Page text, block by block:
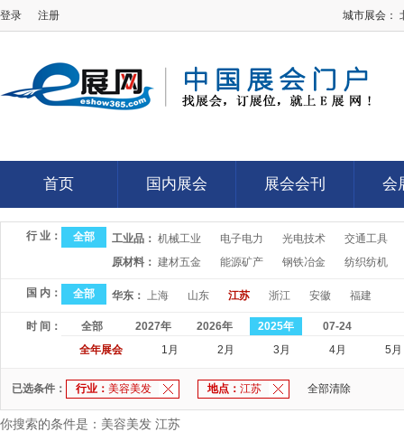
登录 注册 城市展会：
首页
首页
国内展会
国内展会
展会会刊
展会会刊
会
会
行 业： 全部 工业品： 机械工业 电子电力 光电技术
交通工具
原材料： 建材五金 能源矿产 钢铁冶金 纺织纺机
国 内： 全部 华东： 上海 山东 江苏 浙江 安徽 福建
时 间： 全部 2027年 2026年 2025年
07-24
全年展会
1月 2月 3月 4月 5月
已选条件： 行业： 美容美发 地点： 江苏 全部清除
你搜索的条件是：美容美发 江苏